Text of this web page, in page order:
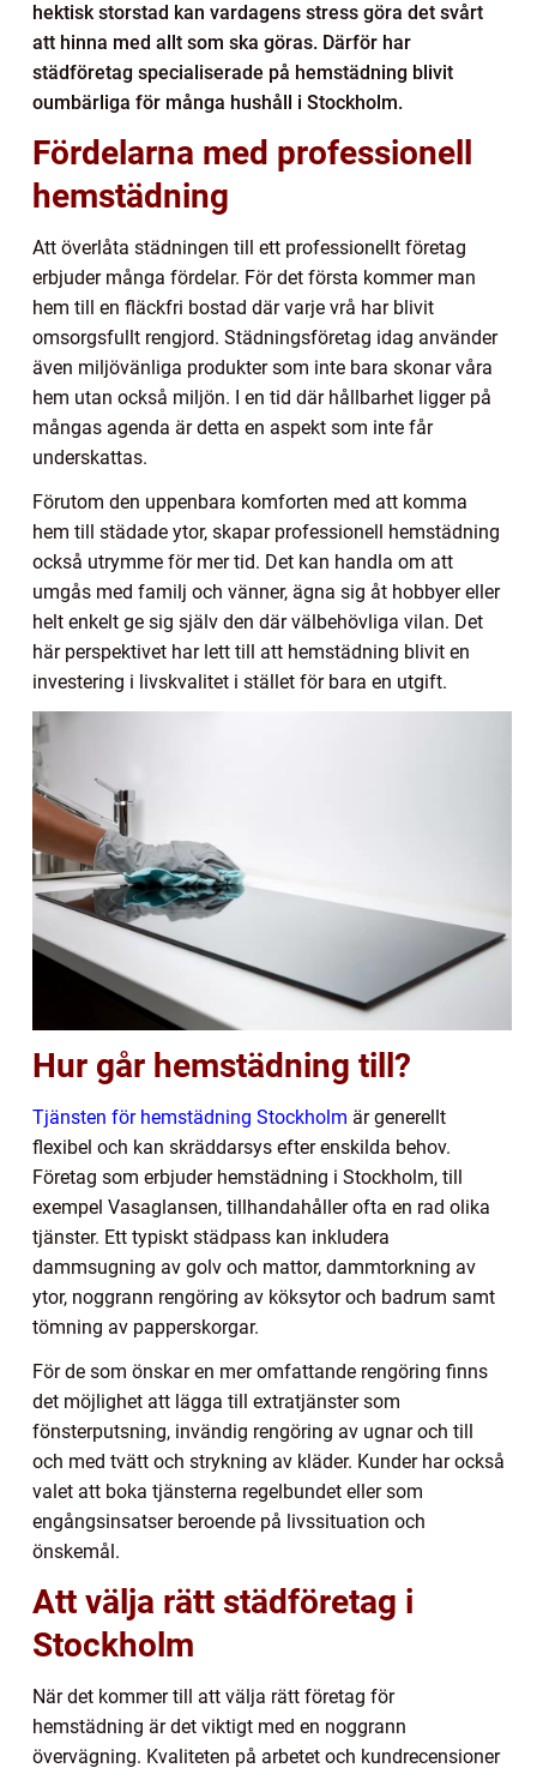
hektisk storstad kan vardagens stress göra det svårt
att hinna med allt som ska göras. Därför har
städföretag specialiserade på hemstädning blivit
oumbärliga för många hushåll i Stockholm.
Fördelarna med professionell
hemstädning
Att överlåta städningen till ett professionellt företag
erbjuder många fördelar. För det första kommer man
hem till en fläckfri bostad där varje vrå har blivit
omsorgsfullt rengjord. Städningsföretag idag använder
även miljövänliga produkter som inte bara skonar våra
hem utan också miljön. I en tid där hållbarhet ligger på
mångas agenda är detta en aspekt som inte får
underskattas.
Förutom den uppenbara komforten med att komma
hem till städade ytor, skapar professionell hemstädning
också utrymme för mer tid. Det kan handla om att
umgås med familj och vänner, ägna sig åt hobbyer eller
helt enkelt ge sig själv den där välbehövliga vilan. Det
här perspektivet har lett till att hemstädning blivit en
investering i livskvalitet i stället för bara en utgift.
Hur går hemstädning till?
Tjänsten för hemstädning Stockholm är generellt
flexibel och kan skräddarsys efter enskilda behov.
Företag som erbjuder hemstädning i Stockholm, till
exempel Vasaglansen, tillhandahåller ofta en rad olika
tjänster. Ett typiskt städpass kan inkludera
dammsugning av golv och mattor, dammtorkning av
ytor, noggrann rengöring av köksytor och badrum samt
tömning av papperskorgar.
För de som önskar en mer omfattande rengöring finns
det möjlighet att lägga till extratjänster som
fönsterputsning, invändig rengöring av ugnar och till
och med tvätt och strykning av kläder. Kunder har också
valet att boka tjänsterna regelbundet eller som
engångsinsatser beroende på livssituation och
önskemål.
Att välja rätt städföretag i
Stockholm
När det kommer till att välja rätt företag för
hemstädning är det viktigt med en noggrann
övervägning. Kvaliteten på arbetet och kundrecensioner